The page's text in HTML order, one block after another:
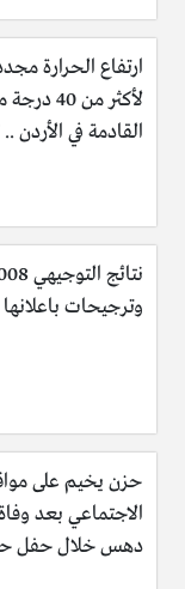
الرئيس السابق أن
عملية اغتيال
النقم في العاصمة
المرة الخامسة
اغتيال، حيث
وتدخل حراسه على
ارتفاع الحرارة
لأكثر من
القادمة في الأردن
وترجيحات باعلانها
حزن يخيم على
الاجتماعي بعد
دهس خلال حفل